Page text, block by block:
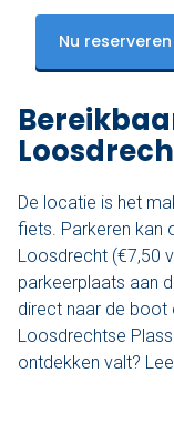
Nu reserveren
De locatie is het
fiets. Parkeren kan
Loosdrecht (€7,50
parkeerplaats aan
direct naar de boot
Loosdrechtse
ontdekken valt?